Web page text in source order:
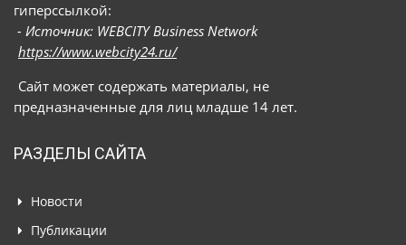
гиперссылкой:
- Источник: WEBCITY Business Network
https://www.webcity24.ru/
Сайт может содержать материалы, не
предназначенные для лиц младше 14 лет.
РАЗДЕЛЫ САЙТА
Новости
Публикации